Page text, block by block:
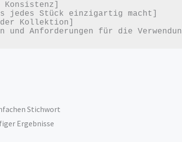
Konsistenz]
jedes Stück einzigartig macht]
Kollektion]
Stichwort
Ergebnisse